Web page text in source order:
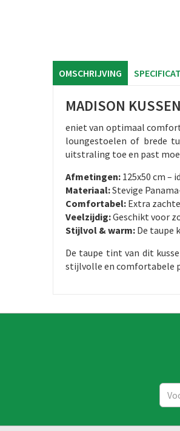
OMSCHRIJVING
MADISON
eniet van optimaal
loungestoelen of brede
uitstraling toe en past
Afmetingen: 125x50 cm –
Materiaal:Stevige
Comfortabel: Extra
Veelzijdig:Geschikt voor
Stijlvol & warm: De taupe
De taupe tint van dit
stijlvolle en comfortabele